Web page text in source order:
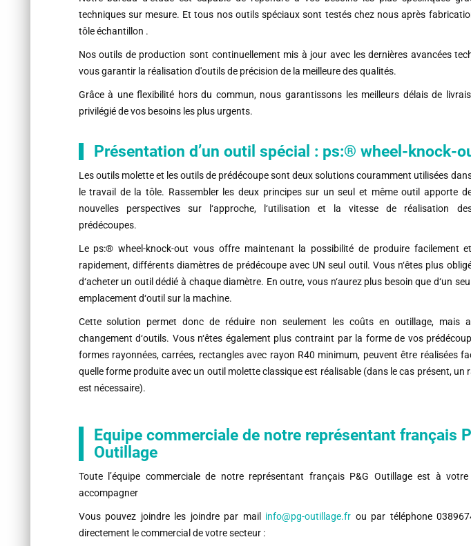
techniques sur mesure. Et tous nos outils spéciaux sont testés chez nous après
tôle échantillon .
Nos outils de production sont continuellement mis à jour avec les dernières avancées
vous garantir la réalisation d'outils de précision de la meilleure des qualités.
Grâce à une flexibilité hors du commun, nous garantissons les meilleurs délais de
privilégié de vos besoins les plus urgents.
Présentation d’un outil spécial : ps:® wheel-knock-
Les outils molette et les outils de prédécoupe sont deux solutions couramment utilisées
le travail de la tôle. Rassembler les deux principes sur un seul et même outil apporte
nouvelles perspectives sur l‘approche, l‘utilisation et la vitesse de réalisation
prédécoupes.
Le ps:® wheel-knock-out vous offre maintenant la possibilité de produire facilement et
rapidement, différents diamètres de prédécoupe avec UN seul outil. Vous n‘êtes plus
d‘acheter un outil dédié à chaque diamètre. En outre, vous n‘aurez plus besoin que d‘un seul
emplacement d‘outil sur la machine.
Cette solution permet donc de réduire non seulement les coûts en outillage, mais
changement d‘outils. Vous n‘êtes également plus contraint par la forme de vos
formes rayonnées, carrées, rectangles avec rayon R40 minimum, peuvent être réalisées
quelle forme produite avec un outil molette classique est réalisable (dans le cas présent, un
est nécessaire).
Equipe commerciale de notre représentant français
Outillage
Toute l’équipe commerciale de notre représentant français P&G Outillage est à
accompagner
Vous pouvez joindre les joindre par mail info@pg-outillage.fr ou par téléphone
directement le commercial de votre secteur :